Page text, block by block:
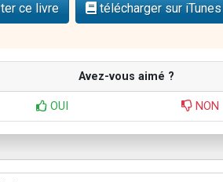
ce livre télécharger sur iTunes
Avez-vous aimé ?
OUI NON